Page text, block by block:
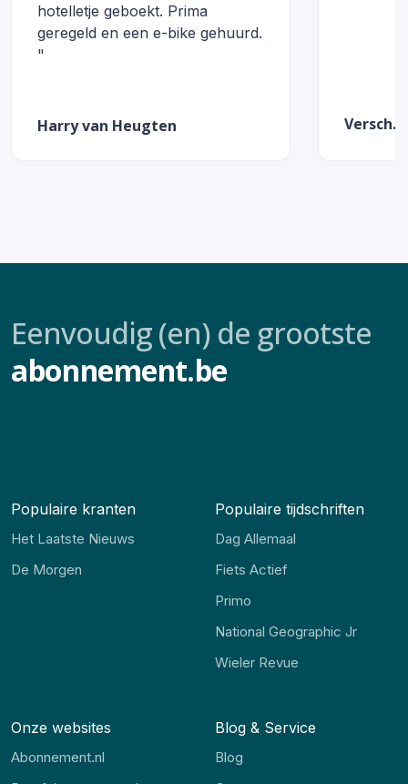
hotelletje geboekt. Prima
geregeld en een e-bike gehuurd.
"
Harry van Heugten Versch.
Eenvoudig (en) de grootste
abonnement.be
Populaire kranten
Het Laatste Nieuws
De Morgen
Populaire tijdschriften
Dag Allemaal
Fiets Actief
Primo
National Geographic Jr
Wieler Revue
Onze websites
Abonnement.nl
Blog & Service
Blog